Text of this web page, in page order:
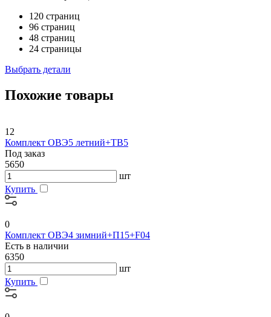
120 страниц
96 страниц
48 страниц
24 страницы
Выбрать детали
Похожие товары
12
Комплект ОВЭ5 летний+ТВ5
Под заказ
5650
шт
Купить
0
Комплект ОВЭ4 зимний+П15+F04
Есть в наличии
6350
шт
Купить